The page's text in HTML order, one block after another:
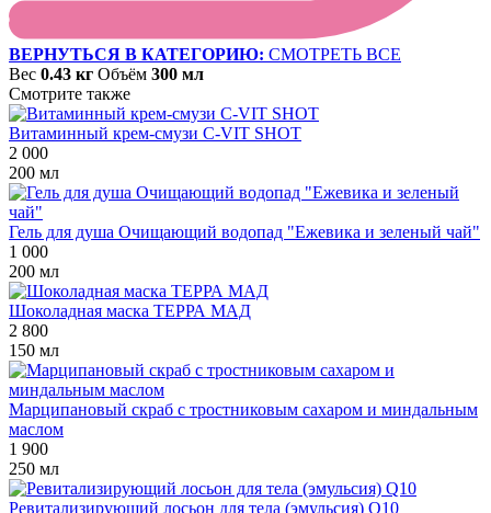
ВЕРНУТЬСЯ В КАТЕГОРИЮ: СМОТРЕТЬ ВСЕ
Вес 0.43 кг Объём 300 мл
Смотрите также
Витаминный крем-смузи С-VIT SHOT
2 000
200 мл
Гель для душа Очищающий водопад "Ежевика и зеленый чай"
1 000
200 мл
Шоколадная маска ТЕРРА МАД
2 800
150 мл
Марципановый скраб c тростниковым сахаром и миндальным
маслом
1 900
250 мл
Ревитализирующий лосьон для тела (эмульсия) Q10